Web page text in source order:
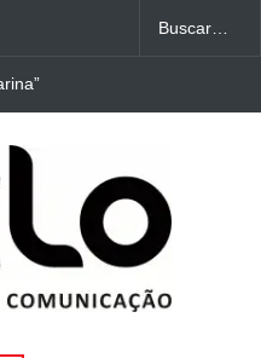
Uberlândia